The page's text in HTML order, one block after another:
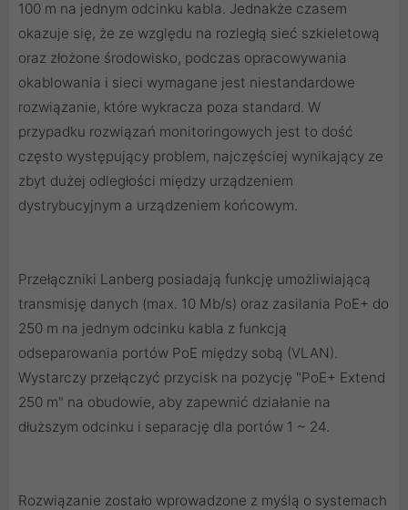
100 m na jednym odcinku kabla. Jednakże czasem
okazuje się, że ze względu na rozległą sieć szkieletową
oraz złożone środowisko, podczas opracowywania
okablowania i sieci wymagane jest niestandardowe
rozwiązanie, które wykracza poza standard. W
przypadku rozwiązań monitoringowych jest to dość
często występujący problem, najczęściej wynikający ze
zbyt dużej odległości między urządzeniem
dystrybucyjnym a urządzeniem końcowym.
Przełączniki Lanberg posiadają funkcję umożliwiającą
transmisję danych (max. 10 Mb/s) oraz zasilania PoE+ do
250 m na jednym odcinku kabla z funkcją
odseparowania portów PoE między sobą (VLAN).
Wystarczy przełączyć przycisk na pozycję "PoE+ Extend
250 m" na obudowie, aby zapewnić działanie na
dłuższym odcinku i separację dla portów 1 ~ 24.
Rozwiązanie zostało wprowadzone z myślą o systemach